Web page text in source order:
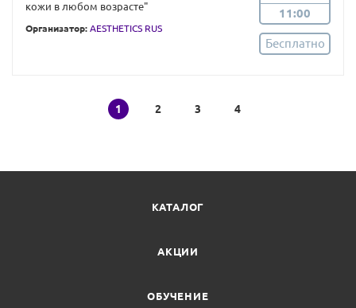
кожи в любом возрасте"
Организатор: AESTHETICS RUS
11:00
Бесплатно
1 2 3 4
КАТАЛОГ
АКЦИИ
ОБУЧЕНИЕ